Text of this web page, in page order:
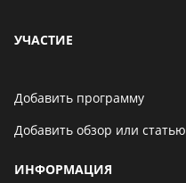
УЧАСТИЕ
Добавить программу
Добавить обзор или статью
ИНФОРМАЦИЯ